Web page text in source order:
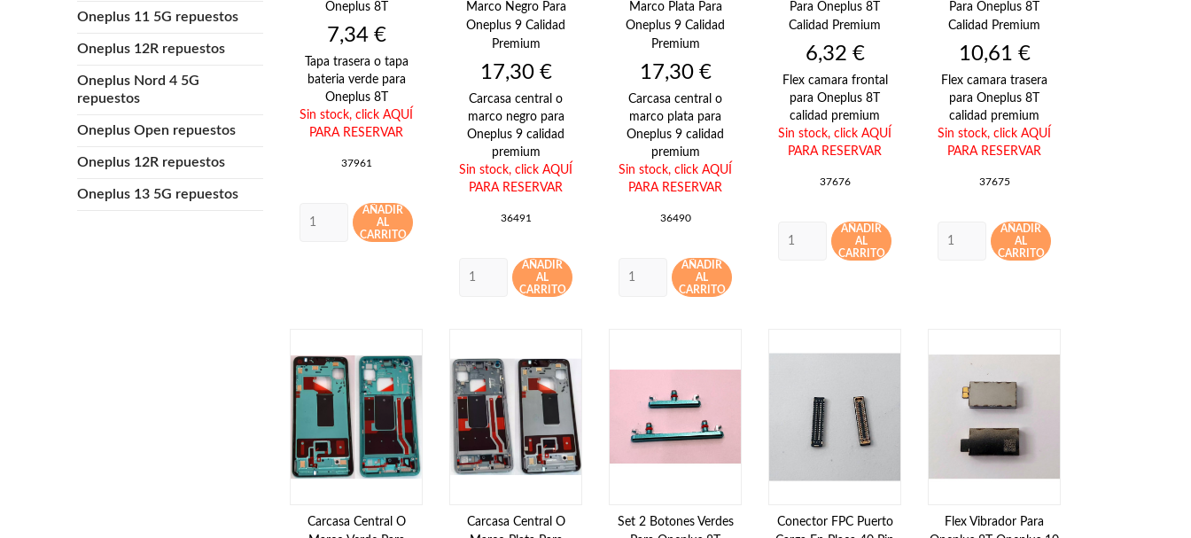
Oneplus 11 5G repuestos
Oneplus 12R repuestos
Oneplus Nord 4 5G
repuestos
Oneplus Open repuestos
Oneplus 12R repuestos
Oneplus 13 5G repuestos
Oneplus 8T
Precio
7,34 €
Tapa trasera o tapa
bateria verde para
Oneplus 8T
Sin stock, click AQUÍ
PARA RESERVAR
37961
AÑADIR
AL
CARRITO
Marco Negro Para
Oneplus 9 Calidad
Premium
Precio
17,30 €
Carcasa central o
marco negro para
Oneplus 9 calidad
premium
Sin stock, click AQUÍ
PARA RESERVAR
36491
AÑADIR
AL
CARRITO
Marco Plata Para
Oneplus 9 Calidad
Premium
Precio
17,30 €
Carcasa central o
marco plata para
Oneplus 9 calidad
premium
Sin stock, click AQUÍ
PARA RESERVAR
36490
AÑADIR
AL
CARRITO
Para Oneplus 8T
Calidad Premium
Precio
6,32 €
Flex camara frontal
para Oneplus 8T
calidad premium
Sin stock, click AQUÍ
PARA RESERVAR
37676
AÑADIR
AL
CARRITO
Para Oneplus 8T
Calidad Premium
Precio
10,61 €
Flex camara trasera
para Oneplus 8T
calidad premium
Sin stock, click AQUÍ
PARA RESERVAR
37675
AÑADIR
AL
CARRITO
Carcasa Central O
Carcasa Central O
Set 2 Botones Verdes
Conector FPC Puerto
Flex Vibrador Para